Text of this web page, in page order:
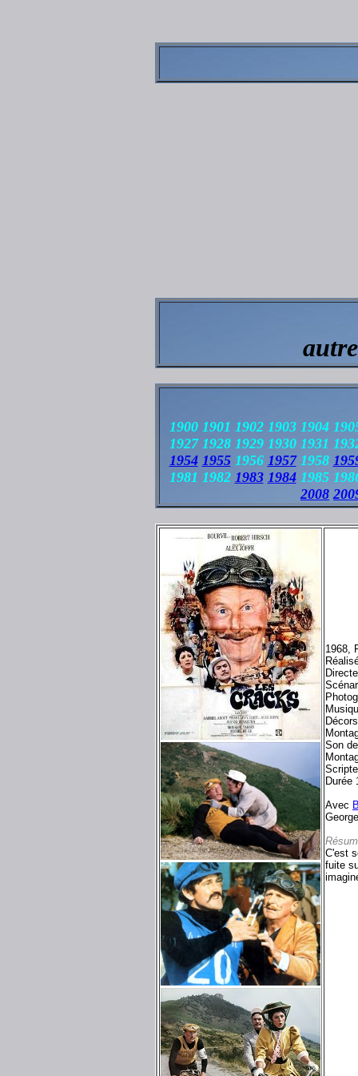
1900 1901 1902 1903 1904
1927 1928 1929 1930 1931
1954 19551956 19571958
1981 1982 1983 19841985
2008
1968,
Son
Durée
Avec
C'est
fuite